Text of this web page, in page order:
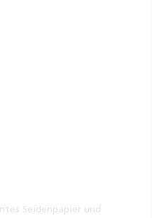
Seidenpapier und